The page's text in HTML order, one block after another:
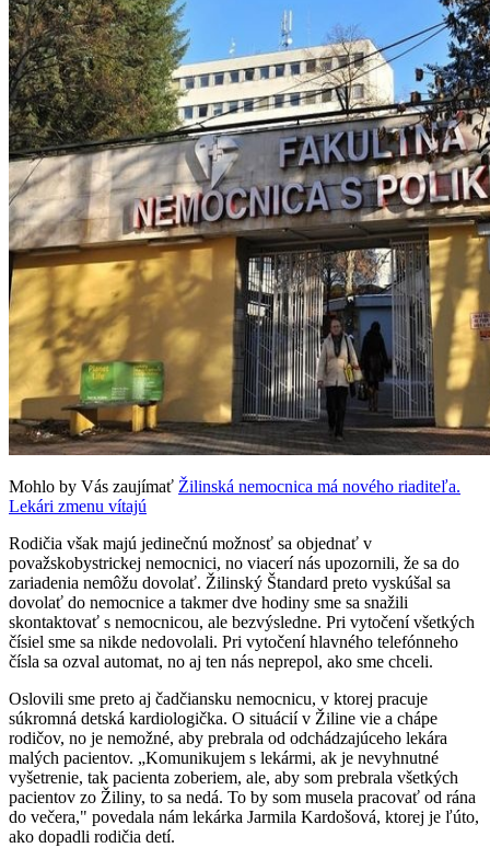
Mohlo by Vás zaujímať Žilinská nemocnica má nového riaditeľa.
Lekári zmenu vítajú
Rodičia však majú jedinečnú možnosť sa objednať v
považskobystrickej nemocnici, no viacerí nás upozornili, že sa do
zariadenia nemôžu dovolať. Žilinský Štandard preto vyskúšal sa
dovolať do nemocnice a takmer dve hodiny sme sa snažili
skontaktovať s nemocnicou, ale bezvýsledne. Pri vytočení všetkých
čísiel sme sa nikde nedovolali. Pri vytočení hlavného telefónneho
čísla sa ozval automat, no aj ten nás neprepol, ako sme chceli.
Oslovili sme preto aj čadčiansku nemocnicu, v ktorej pracuje
súkromná detská kardiologička. O situácií v Žiline vie a chápe
rodičov, no je nemožné, aby prebrala od odchádzajúceho lekára
malých pacientov. „Komunikujem s lekármi, ak je nevyhnutné
vyšetrenie, tak pacienta zoberiem, ale, aby som prebrala všetkých
pacientov zo Žiliny, to sa nedá. To by som musela pracovať od rána
do večera," povedala nám lekárka Jarmila Kardošová, ktorej je ľúto,
ako dopadli rodičia detí.